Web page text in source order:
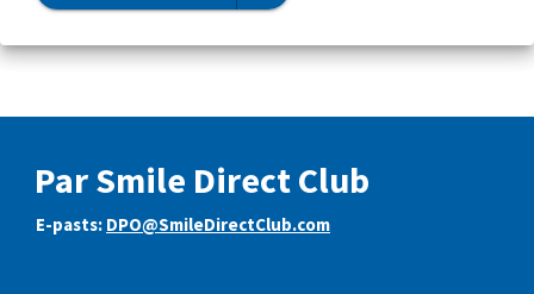
Par Smile Direct Club
E-pasts: DPO@SmileDirectClub.com